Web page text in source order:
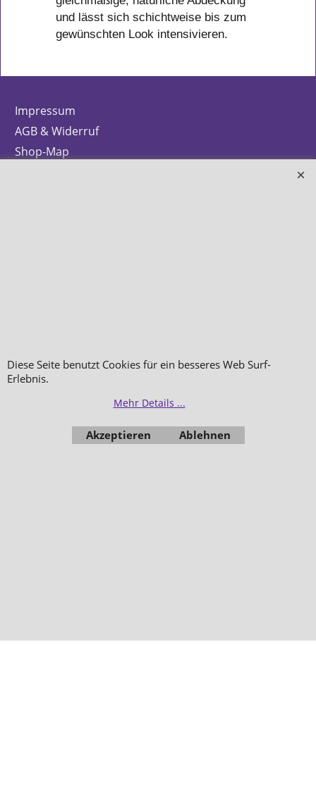
und lässt sich schichtweise bis zum
gewünschten Look intensivieren.
Impressum
AGB & Widerruf
Shop-Map
ShopFactory Shop
Software.
Diese Seite benutzt Cookies für ein besseres Web Surf-
Erlebnis.
Mehr Details ...
Akzeptieren Ablehnen